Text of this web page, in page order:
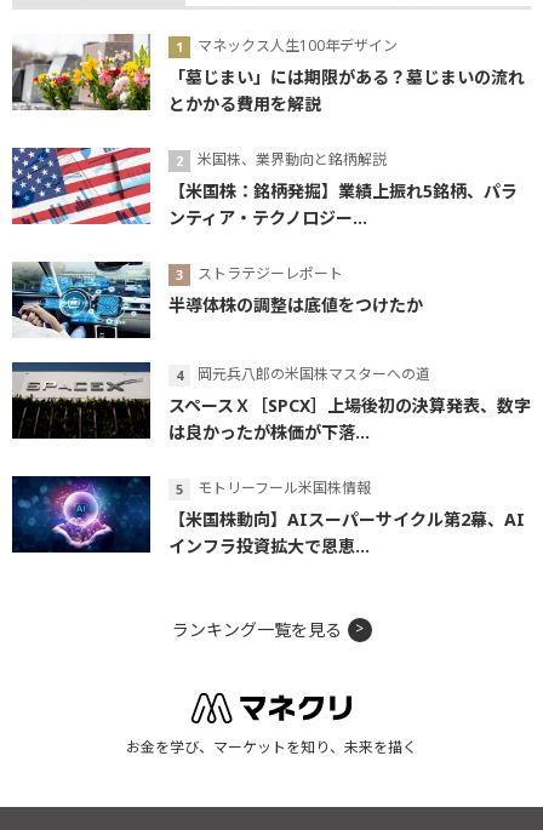
マネックス人生100年デザイン
「墓じまい」には期限がある？墓じまいの流れ
とかかる費用を解説
米国株、業界動向と銘柄解説
【米国株：銘柄発掘】業績上振れ5銘柄、パラ
ンティア・テクノロジー...
ストラテジーレポート
半導体株の調整は底値をつけたか
岡元兵八郎の米国株マスターへの道
スペースＸ［SPCX］上場後初の決算発表、数字
は良かったが株価が下落...
モトリーフール米国株情報
【米国株動向】AIスーパーサイクル第2幕、AI
インフラ投資拡大で恩恵...
ランキング一覧を見る
お金を学び、マーケットを知り、未来を描く